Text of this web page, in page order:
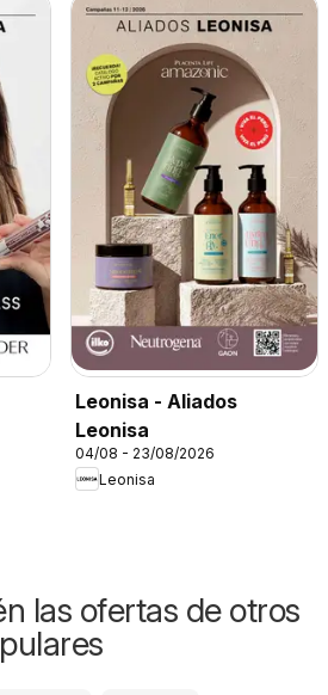
Leonisa - Aliados
Leonisa
04/08 - 23/08/2026
Leonisa
las ofertas de otros